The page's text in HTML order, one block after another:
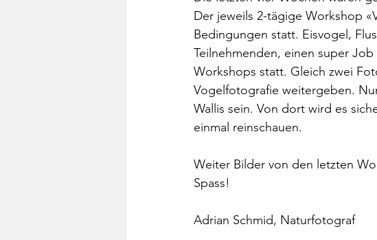
Der jeweils 2-tägige Workshop
Bedingungen statt. Eisvogel,
Teilnehmenden, einen super
Workshops statt. Gleich zwei
Vogelfotografie weitergeben.
Wallis sein. Von dort wird es
einmal reinschauen.
Weiter Bilder von den letzten
Spass!
Adrian Schmid, Naturfotograf